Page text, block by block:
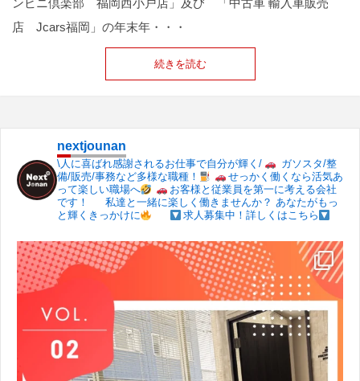
ンビニ倶楽部 福岡西小戸店」及び 「中古車 輸入車販売
店 Jcars福岡」の年末年・・・
続きを読む
nextjounan
\人に喜ばれ感謝されるお仕事で自分が輝く/
ガソスタ/整
備/販売/事務など多様な職種！
せっかく働くなら活気あ
って楽しい職場へ
お客様と従業員を第一に考える会社
です！
私達と一緒に楽しく働きませんか？ あなたがもっ
と輝くきっかけに
求人募集中！詳しくはこちら